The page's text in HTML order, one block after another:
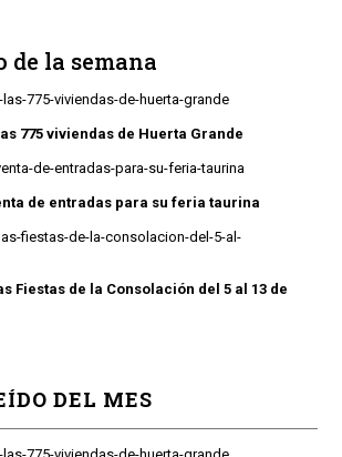
de la semana
775 viviendas de Huerta Grande
de entradas para su feria taurina
Fiestas de la Consolación del 5 al 13 de
DEL MES